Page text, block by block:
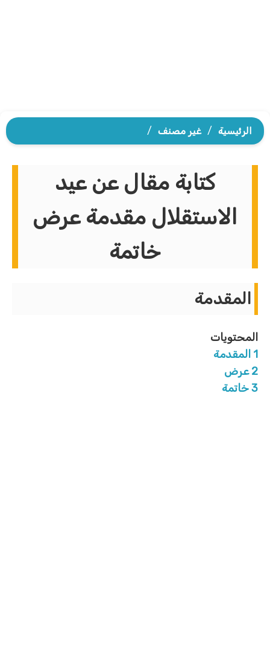
الرئيسية / غير مصنف /
كتابة مقال عن عيد
الاستقلال مقدمة عرض
خاتمة
المقدمة
المحتويات
1 المقدمة
2 عرض
3خاتمة